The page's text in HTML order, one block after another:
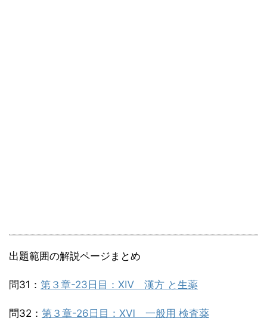
出題範囲の解説ページまとめ
問31： 第３章-23日目：ⅩⅣ 漢方 と生薬
問32： 第３章-26日目：ⅩⅥ 一般用 検査薬